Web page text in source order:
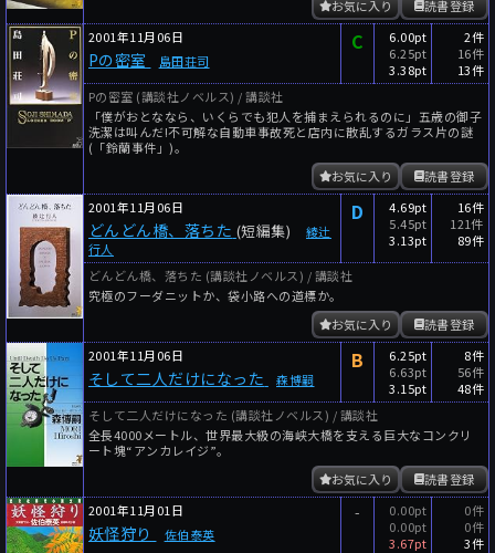
読書登録
お気に入り
2001年11月06日
Pの密室 島田荘司
C
6.00pt
6.25pt
3.38pt
2件
16件
13件
Pの密室 (講談社ノベルス) / 講談社
「僕がおとななら、いくらでも犯人を捕まえられるのに」五歳の御子
洗潔は叫んだ!不可解な自動車事故死と店内に散乱するガラス片の謎
(「鈴蘭事件」)。
読書登録
お気に入り
2001年11月06日
どんどん橋、落ちた (短編集)
綾辻
行人
D
4.69pt
5.45pt
3.13pt
16件
121件
89件
どんどん橋、落ちた (講談社ノベルス) / 講談社
究極のフーダニットか、袋小路への道標か。
読書登録
お気に入り
2001年11月06日
そして二人だけになった 森博嗣
B
6.25pt
6.63pt
3.15pt
8件
56件
48件
そして二人だけになった (講談社ノベルス) / 講談社
全長4000メートル、世界最大級の海峡大橋を支える巨大なコンクリ
ート塊“アンカレイジ”。
読書登録
お気に入り
2001年11月01日
妖怪狩り 佐伯泰英
-
0.00pt
0.00pt
3.67pt
0件
0件
3件